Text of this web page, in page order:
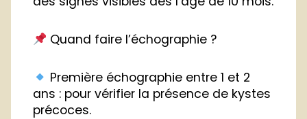
Quand faire l’échographie ?
Première échographie entre 1 et 2
ans : pour vérifier la présence de kystes
précoces.